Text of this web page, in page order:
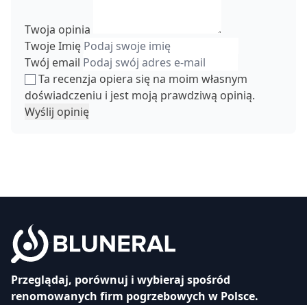
Twoja opinia
Twoje Imię
Twój email
Ta recenzja opiera się na moim własnym
doświadczeniu i jest moją prawdziwą opinią.
Wyślij opinię
Przeglądaj, porównuj i wybieraj spośród
renomowanych firm pogrzebowych w Polsce.